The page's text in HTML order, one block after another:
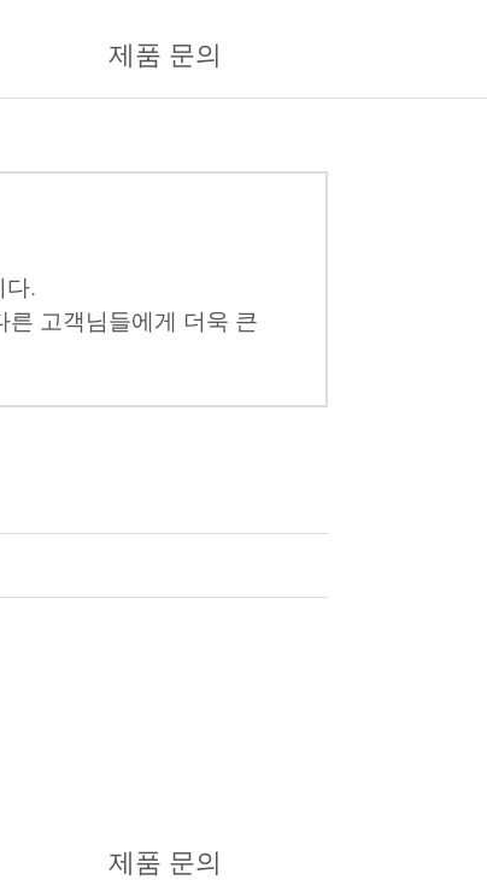
제품 문의
다.
고객님들에게 더욱 큰
제품 문의